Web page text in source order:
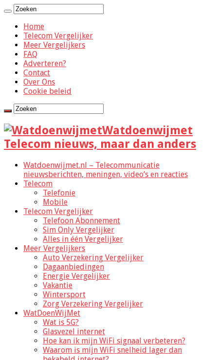
Home
Telecom Vergelijker
Meer Vergelijkers
FAQ
Adverteren?
Contact
Over Ons
Cookie beleid
Watdoenwijmet
Telecom nieuws, maar dan anders
Watdoenwijmet.nl – Telecommunicatie
nieuwsberichten, meningen, video’s en reacties
Telecom
Telefonie
Mobile
Telecom Vergelijker
Telefoon Abonnement
Sim Only Vergelijker
Alles in één Vergelijker
Meer Vergelijkers
Auto Verzekering Vergelijker
Dagaanbiedingen
Energie Vergelijker
Vakantie
Wintersport
Zorg Verzekering Vergelijker
WatDoenWijMet
Wat is 5G?
Glasvezel internet
Hoe kan ik mijn WiFi signaal verbeteren?
Waarom is mijn WiFi snelheid lager dan